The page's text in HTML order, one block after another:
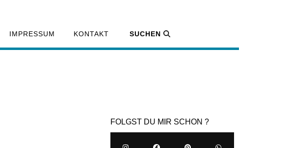
IMPRESSUM KONTAKT SUCHEN
FOLGST DU MIR SCHON ?